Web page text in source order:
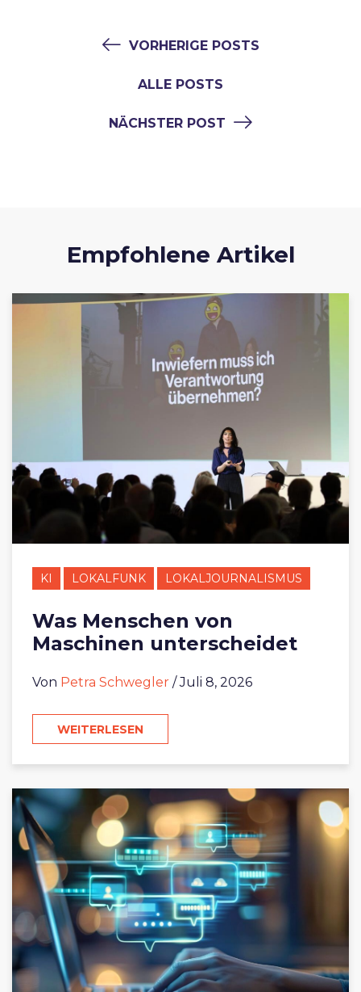
VORHERIGE POSTS
ALLE POSTS
NÄCHSTER POST
Empfohlene Artikel
KI LOKALFUNK LOKALJOURNALISMUS
Was Menschen von
Maschinen unterscheidet
Von Petra Schwegler / Juli 8, 2026
WEITERLESEN